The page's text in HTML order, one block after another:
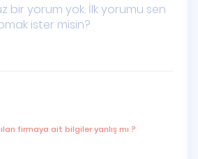
bir yorum yok. İlk yorumu sen
ister misin?
firmaya ait bilgiler yanlış mı ?